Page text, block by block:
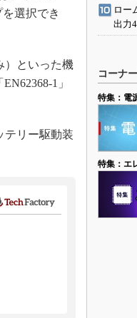
選択でき
）といった機
1」
テリー駆動装
ロー
出力
コーナ
特集：電
特集：エ